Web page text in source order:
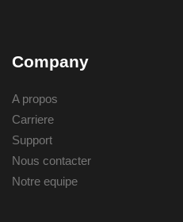
Company
A propos
Carriere
Support
Nous contacter
Notre equipe